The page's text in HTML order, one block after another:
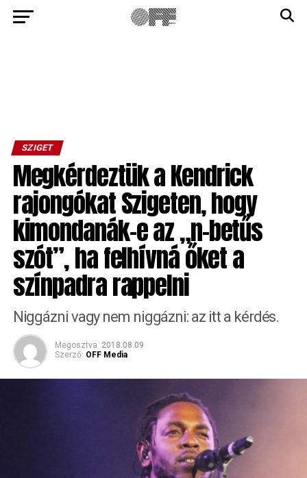
SZIGET
Megkérdeztük a Kendrick
rajongókat Szigeten, hogy
kimondanák-e az „n-betűs
szót”, ha felhívná őket a
színpadra rappelni
Niggázni vagy nem niggázni: az itt a kérdés.
Megosztva 2018.08.09
Szerző: OFF Media